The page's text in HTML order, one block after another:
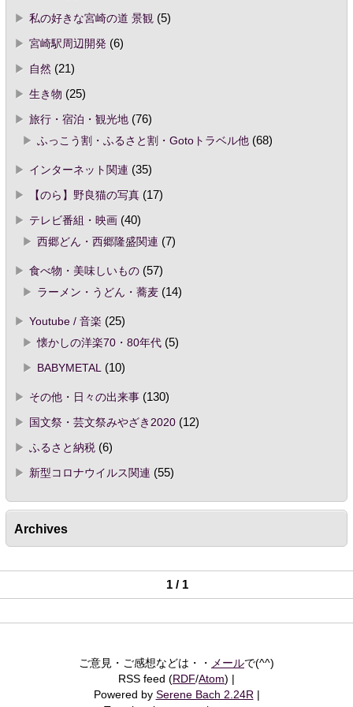
私の好きな宮崎の道 景観 (5)
宮崎駅周辺開発(6)
自然 (21)
生き物 (25)
旅行・宿泊・観光地(76)
ふっこう割・ふるさと割・Gotoトラベル他(68)
インターネット関連 (35)
【のら】野良猫の写真(17)
テレビ番組・映画(40)
西郷どん・西郷隆盛関連 (7)
食べ物・美味しいもの(57)
ラーメン・うどん・蕎麦(14)
Youtube / 音楽 (25)
懐かしの洋楽70・80年代(5)
BABYMETAL
(10)
その他・日々の出来事(130)
国文祭・芸文祭みやざき2020(12)
ふるさと納税(6)
新型コロナウイルス関連 (55)
Archives
1 / 1
ご意見・ご感想などは・・ メールで(^^)
RSS feed (RDF/Atom)
Powered by Serene Bach 2.24R